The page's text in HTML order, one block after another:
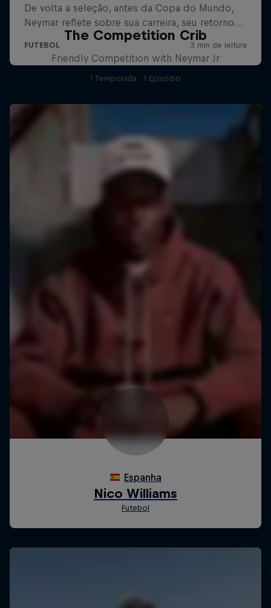
The Competition Crib
Friendly Competition with Neymar Jr
1 Temporada · 1 Episódio